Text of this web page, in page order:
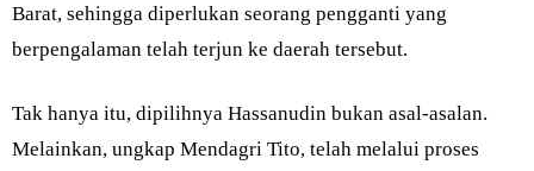
Barat, sehingga diperlukan seorang pengganti yang
berpengalaman telah terjun ke daerah tersebut.
Tak hanya itu, dipilihnya Hassanudin bukan asal-asalan.
Melainkan, ungkap Mendagri Tito, telah melalui proses